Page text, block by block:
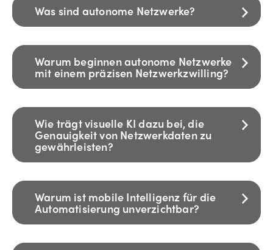
Was sind autonome Netzwerke?
Warum beginnen autonome Netzwerke
mit einem präzisen Netzwerkzwilling?
Wie trägt visuelle KI dazu bei, die
Genauigkeit von Netzwerkdaten zu
gewährleisten?
Warum ist mobile Intelligenz für die
Automatisierung unverzichtbar?